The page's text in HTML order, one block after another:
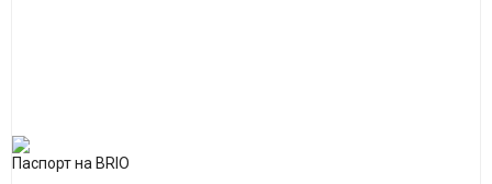
Паспорт на BRIO